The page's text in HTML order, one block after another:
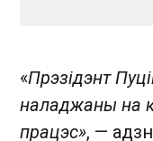
«Прэзідэнт
наладжаны на
працэс», —